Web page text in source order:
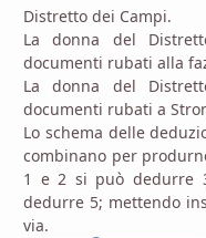
Distretto dei Campi.
La donna del
documenti rubati alla
La donna del
documenti rubati a
Lo schema delle
combinano per
1 e 2 si può dedurre
dedurre 5; mettendo
via.